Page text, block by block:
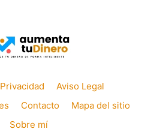
Aviso Legal
Contacto
Mapa del sitio
Sobre mí